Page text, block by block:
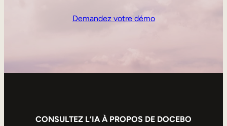
Demandez votre démo
CONSULTEZ L’IA À PROPOS DE DOCEBO